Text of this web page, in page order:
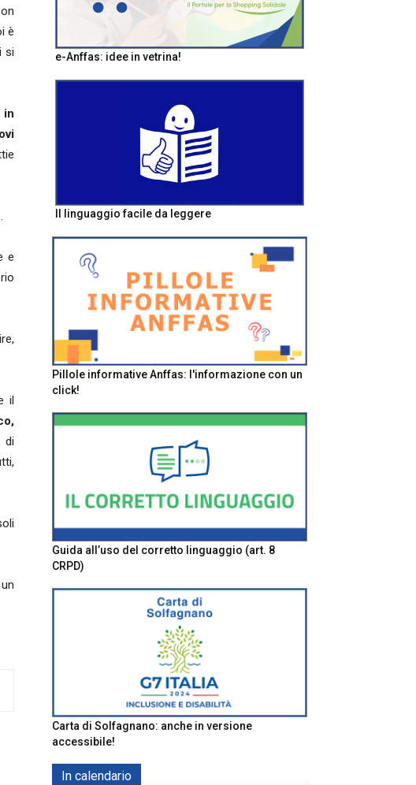
è
si
in
e
il
di
e-Anffas: idee in vetrina!
Il linguaggio facile da leggere
Pillole informative Anffas: l'informazione con un
click!
Guida all’uso del corretto linguaggio (art. 8
CRPD)
Carta di Solfagnano: anche in versione
accessibile!
In calendario